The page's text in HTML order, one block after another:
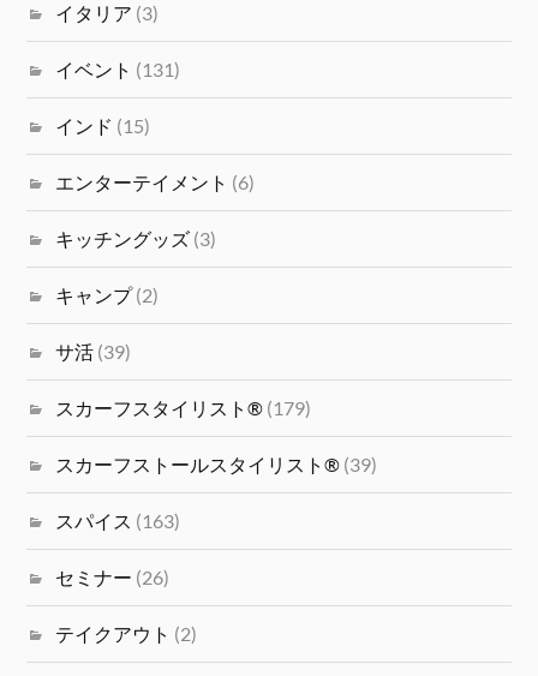
イタリア (3)
イベント (131)
インド (15)
エンターテイメント (6)
キッチングッズ (3)
キャンプ(2)
サ活 (39)
スカーフスタイリスト® (179)
スカーフストールスタイリスト® (39)
スパイス (163)
セミナー (26)
テイクアウト (2)